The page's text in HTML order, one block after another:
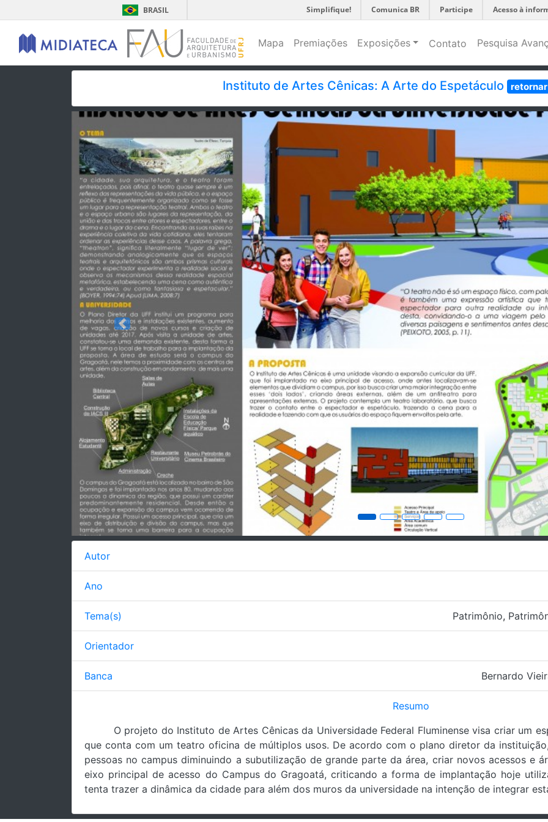
BRASIL Simplifique! Comunica BR Participe Acesso à
Mapa Premiações Exposições Contato Pesquisa
Instituto de Artes Cênicas: A Arte do Espetáculo retornar
Previous
Autor
Ano
Tema(s) Patrimônio,
Orientador
Banca Bernardo
Resumo
O projeto do Instituto de Artes Cênicas da Universidade Federal Fluminense visa criar um
que conta com um teatro oficina de múltiplos usos. De acordo com o plano diretor da
pessoas no campus diminuindo a subutilização de grande parte da área, criar novos acessos e
eixo principal de acesso do Campus do Gragoatá, criticando a forma de implantação hoje
tenta trazer a dinâmica da cidade para além dos muros da universidade na intenção de integrar